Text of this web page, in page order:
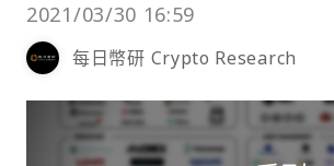
2021/03/30 16:59
每日幣研 Crypto Research